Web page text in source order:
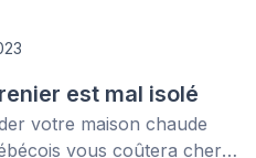
est mal isolé
votre maison chaude
vous coûtera cher!